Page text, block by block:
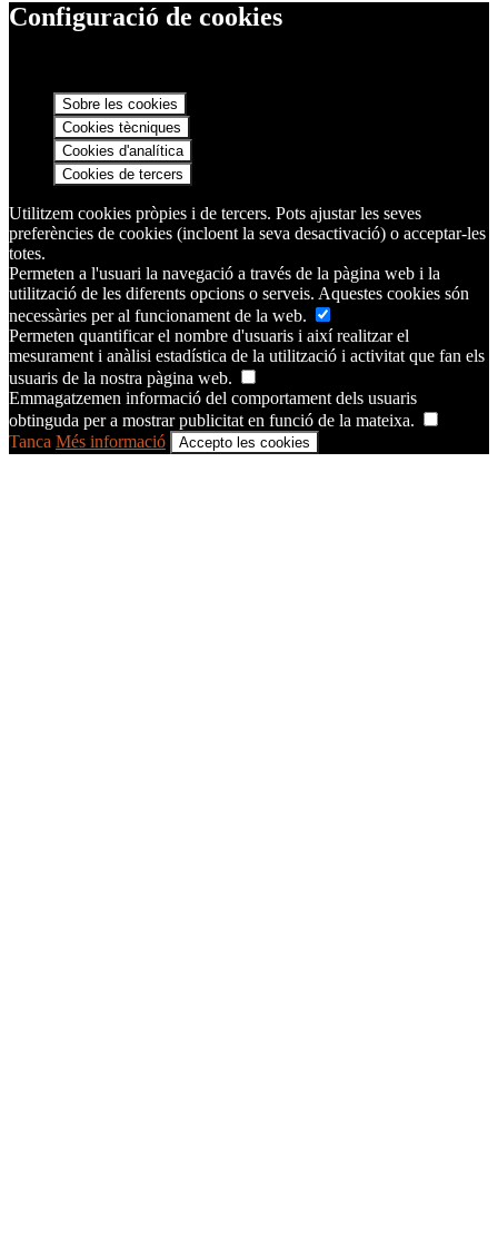
Configuració de cookies
Sobre les cookies
Cookies tècniques
Cookies d'analítica
Cookies de tercers
Utilitzem cookies pròpies i de tercers. Pots ajustar les seves
preferències de cookies (incloent la seva desactivació) o acceptar-les
totes.
Permeten a l'usuari la navegació a través de la pàgina web i la
utilització de les diferents opcions o serveis. Aquestes cookies són
necessàries per al funcionament de la web.
Permeten quantificar el nombre d'usuaris i així realitzar el
mesurament i anàlisi estadística de la utilització i activitat que fan els
usuaris de la nostra pàgina web.
Emmagatzemen informació del comportament dels usuaris
obtinguda per a mostrar publicitat en funció de la mateixa.
Tanca Més informació Accepto les cookies